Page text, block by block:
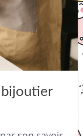
bijoutier